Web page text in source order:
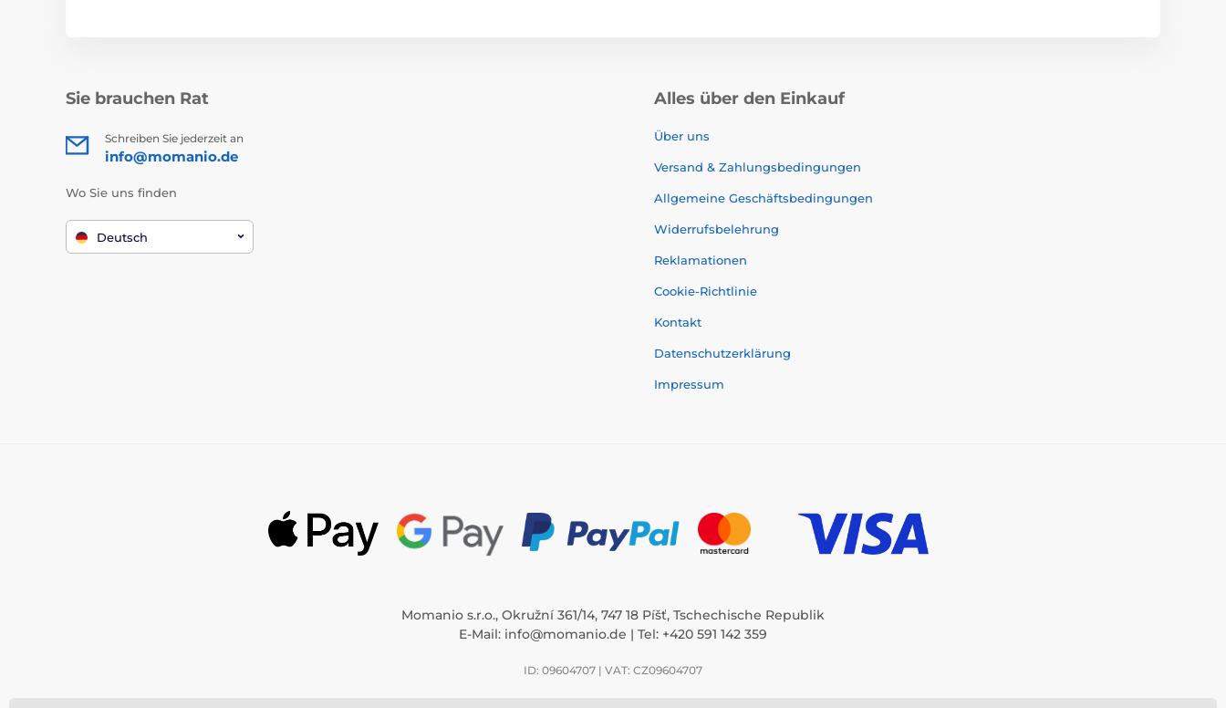
Sie brauchen Rat
Schreiben Sie jederzeit an
info@momanio.de
Wo Sie uns finden
Deutsch
Alles über den Einkauf
Über uns
Versand & Zahlungsbedingungen
Allgemeine Geschäftsbedingungen
Widerrufsbelehrung
Reklamationen
Cookie-Richtlinie
Kontakt
Datenschutzerklärung
Impressum
Momanio s.r.o., Okružní 361/14, 747 18 Píšť, Tschechische Republik
E-Mail: info@momanio.de | Tel: +420 591 142 359
ID: 09604707 | VAT: CZ09604707